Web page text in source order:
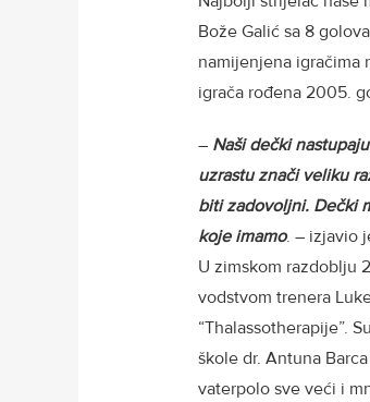
Bože Galić sa 8
namijenjena igračima
igrača rođena 2005.
– Naši dečki
uzrastu znači veliku
biti zadovoljni. Dečki
koje imamo. – izjavio
U zimskom razdoblju
vodstvom trenera
“Thalassotherapije”.
škole dr. Antuna
vaterpolo sve veći i